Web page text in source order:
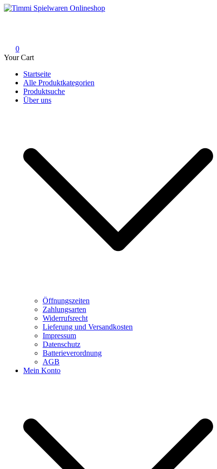
Skip
0
Your Cart
Startseite
Alle Produktkategorien
Produktsuche
Über uns
Öffnungszeiten
Zahlungsarten
Widerrufsrecht
Lieferung und Versandkosten
Impressum
Datenschutz
Batterieverordnung
AGB
Mein Konto